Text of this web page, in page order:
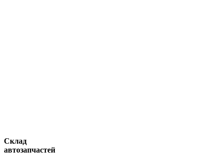
Склад
автозапчастей